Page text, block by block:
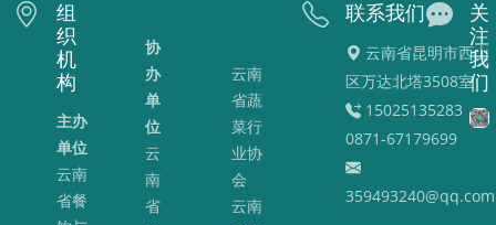
组
织
机
构
主办
单位
云南
省餐
协
办
单
位
云
南
省
云南
省蔬
菜行
业协
会
云南
联系我们
云南省昆明市西山
区万达北塔3508室
15025135283 、
0871-67179699
359493240@qq.com
关
注
我
们